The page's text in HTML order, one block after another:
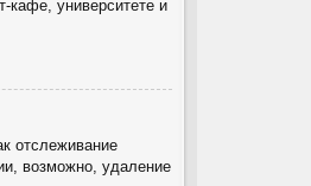
кафе, университете и
отслеживание
возможно, удаление